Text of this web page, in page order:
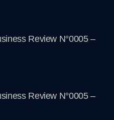
Review N°0005 –
Review N°0005 –